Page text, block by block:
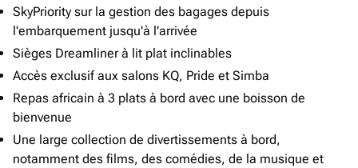
SkyPriority sur la gestion des bagages depuis
l'embarquement jusqu'à l'arrivée
Sièges Dreamliner à lit plat inclinables
Accès exclusif aux salons KQ, Pride et Simba
Repas africain à 3 plats à bord avec une boisson de
bienvenue
Une large collection de divertissements à bord,
notamment des films, des comédies, de la musique et